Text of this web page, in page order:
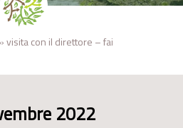
»visita con il direttore – fai
2022